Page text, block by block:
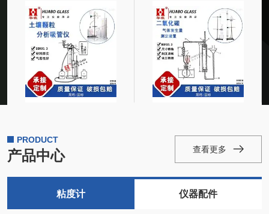
用吸管法和密度计法
测 定森林土壤颗粒组
成的方法。本标准适
用于森林土壤颗粒组
成的测定
家标准 食品添加剂复
配彭松剂安全国家标
准
PRODUCT
产品中心 查看更多
粘度计 仪器配件